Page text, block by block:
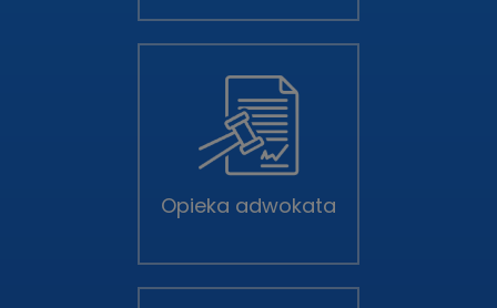
Opieka adwokata